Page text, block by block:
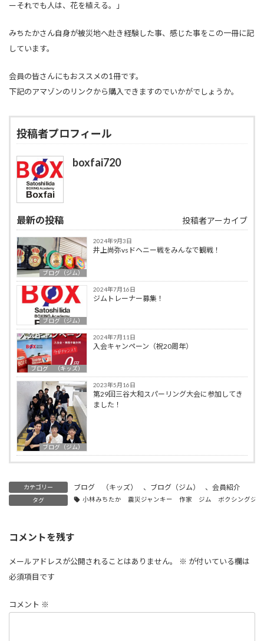
ーそれでも人は、花を植える。」
みちたかさん自身が被災地へ赴き経験した事、感じた事をこの一冊に記
しています。
会員の皆さんにもおススメの1冊です。
下記のアマゾンのリンクから購入できますのでいかがでしょうか。
投稿者プロフィール
boxfai720
最新の投稿 投稿者アーカイブ
ブログ（ジム）
2024年9月3日
井上尚弥vsドヘニー戦をみんなで観戦！
ブログ（ジム）
2024年7月16日
ジムトレーナー募集！
ブログ （キッズ）
2024年7月11日
入会キャンペーン（祝20周年）
ブログ（ジム）
2023年5月16日
第29回三谷大和スパーリング大会に参加してき
ました！
カテゴリー ブログ （キッズ） 、 ブログ（ジム） 、会員紹介
タグ 小林みちたか 震災ジャンキー 作家 ジム ボクシングジ
コメントを残す
メールアドレスが公開されることはありません。 ※ が付いている欄は
必須項目です
コメント ※